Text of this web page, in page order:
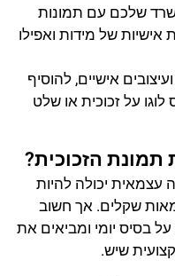
שלכם עם תמונות
של מידות ואפילו
אישיים, להוסיף
על זכוכית או שלט
הזכוכית?
עצמאית יכולה להיות
שקלים. אך חשוב
בסיס יומי ומביאים את
שיש.